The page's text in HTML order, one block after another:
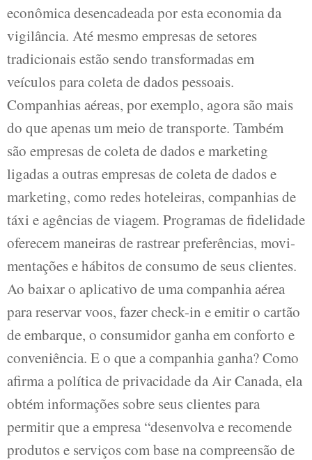
econômica desencadeada por esta economia da
vigilância. Até mesmo empresas de setores
tradicionais estão sendo transformadas em
veículos para coleta de dados pessoais.
Companhias aéreas, por exemplo, agora são mais
do que apenas um meio de transporte. Também
são empresas de coleta de dados e marketing
ligadas a outras empresas de coleta de dados e
marketing, como redes hoteleiras, companhias de
táxi e agências de viagem. Programas de fidelidade
oferecem maneiras de rastrear preferências, movi-
mentações e hábitos de consumo de seus clientes.
Ao baixar o aplicativo de uma companhia aérea
para reservar voos, fazer check-in e emitir o cartão
de embarque, o consumidor ganha em conforto e
conveniência. E o que a companhia ganha? Como
afirma a política de privacidade da Air Canada, ela
obtém informações sobre seus clientes para
permitir que a empresa “desenvolva e recomende
produtos e serviços com base na compreensão de